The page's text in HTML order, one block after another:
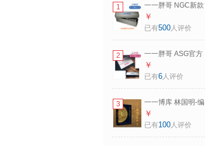
1
一一胖哥 NGC新款
原装评级币收藏盒/
储币盒/收纳盒 加厚
￥
已有500人评价
2
一一胖哥 ASG官方
原装标准款评级邮
票收藏盒/收纳盒 标
￥
已有6人评价
3
一一博库 林国明-编
著 中国近代机制金
银币目录（PCGS
￥
已有100人评价